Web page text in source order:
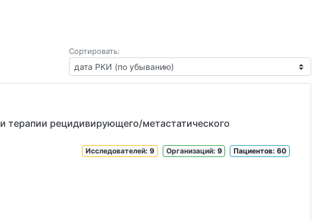
Сортировать:
терапии рецидивирующего/метастатического
Пациентов: 60
Организаций: 9
Исследователей: 9